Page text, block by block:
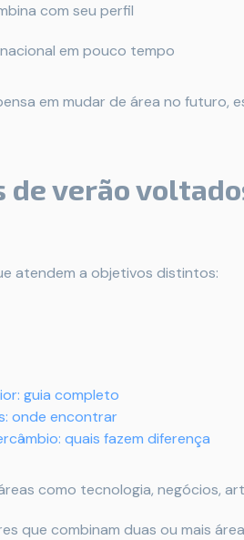
com seu perfil
em pouco tempo
em mudar de área no futuro,
de verão
atendem a objetivos distintos:
guia completo
onde encontrar
quais fazem diferença
como tecnologia, negócios,
que combinam duas ou mais